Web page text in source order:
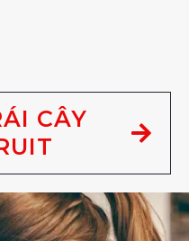
CÂY